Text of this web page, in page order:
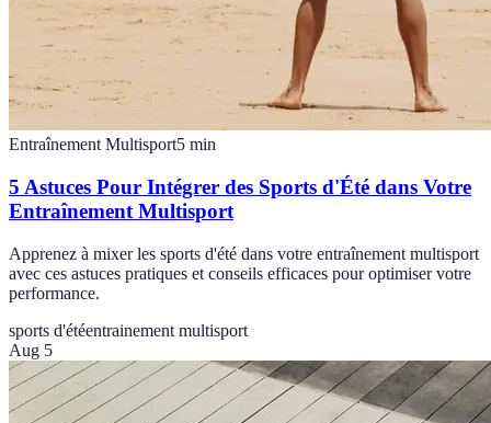
Entraînement Multisport5 min
5 Astuces Pour Intégrer des Sports d'Été dans Votre
Entraînement Multisport
Apprenez à mixer les sports d'été dans votre entraînement multisport
avec ces astuces pratiques et conseils efficaces pour optimiser votre
performance.
sports d'étéentrainement multisport
Aug 5